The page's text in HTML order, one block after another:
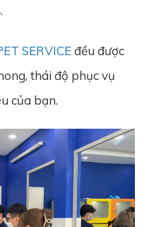
SERVICEđều được
thái độ phục vụ
của bạn.